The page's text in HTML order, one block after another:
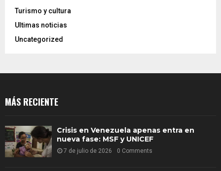
Turismo y cultura
Ultimas noticias
Uncategorized
MÁS RECIENTE
Crisis en Venezuela apenas entra en
nueva fase: MSF y UNICEF
7 de julio de 2026 0 Comments